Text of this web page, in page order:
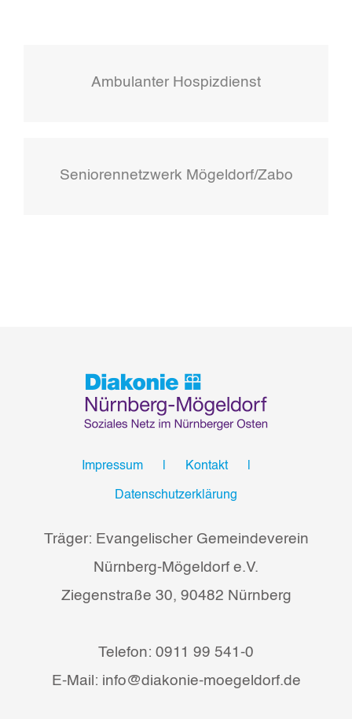
Ambulanter Hospizdienst
Seniorennetzwerk Mögeldorf/Zabo
Impressum Kontakt
Datenschutzerklärung
Träger: Evangelischer Gemeindeverein
Nürnberg-Mögeldorf e.V.
Ziegenstraße 30, 90482 Nürnberg
Telefon: 0911 99 541-0
E-Mail: info@diakonie-moegeldorf.de